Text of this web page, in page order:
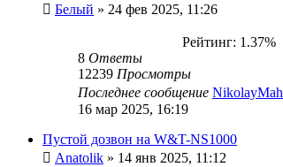
Белый » 24 фев 2025, 11:26
Рейтинг: 1.37%
8 Ответы
12239 Просмотры
Последнее сообщение NikolayMah
16 мар 2025, 16:19
Пустой дозвон на W&T-NS1000
Anatolik » 14 янв 2025, 11:12